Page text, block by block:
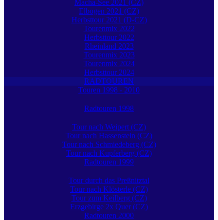
Macha-See 2021 (CZ)
Elbogen 2021 (CZ)
Herbsttour 2021 (D-CZ)
Tourenmix 2022
Herbsttour 2022
Rheinland 2023
Tourenmix 2023
Tourenmix 2024
Herbsttour 2024
RADTOUREN
Touren 1998 - 2010
Radtouren 1998
Tour nach Weipert (CZ)
Tour nach Hassenstein (CZ)
Tour nach Schmiedeberg (CZ)
Tour nach Kupferberg (CZ)
Radtouren 1999
Tour durch das Preßnitztal
Tour nach Klösterle (CZ)
Tour zum Keilberg (CZ)
Erzgebirge 2x Quer (CZ)
Radtouren 2000